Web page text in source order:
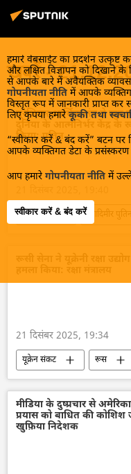
हमारे वेबसाईट का प्रदर्शन
और लक्षित विज्ञापन को दिखाने
से आपके बारे में अवैयक्तिक
गोपनीयता नीति में आपके
विस्तृत रूप में जानकारी प्राप्त
लिए कृपया हमारे कूकी तथा
“स्वीकार करें & बंद करें” बटन
आपके व्यक्तिगत डेटा के प्रसंस्करण
आप हमारे गोपनीयता नीति में
स्वीकार करें & बंद करें
खबरें -
यूरेशियन आर्थिक संघ ने खुद
दुनिया के आत्मनिर्भर केंद्र के
किया: पुतिन
राजनीति व्लादिमीर पुतिन
21 दिसंबर 2025, 19:34
यूक्रेन संकट रूस
रक्षा मंत्रालय (MoD)
यूक्रेन
विशेष सैन्य
मीडिया के दुष्प्रचार से
प्रयास को बाधित की कोशिश
खुफ़िया निदेशक